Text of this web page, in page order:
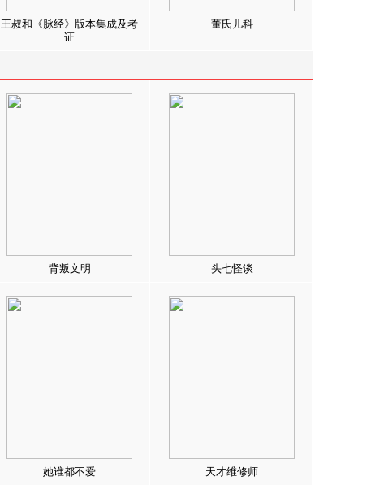
王叔和《脉经》版本集成及考
证
董氏儿科
背叛文明 头七怪谈
她谁都不爱 天才维修师